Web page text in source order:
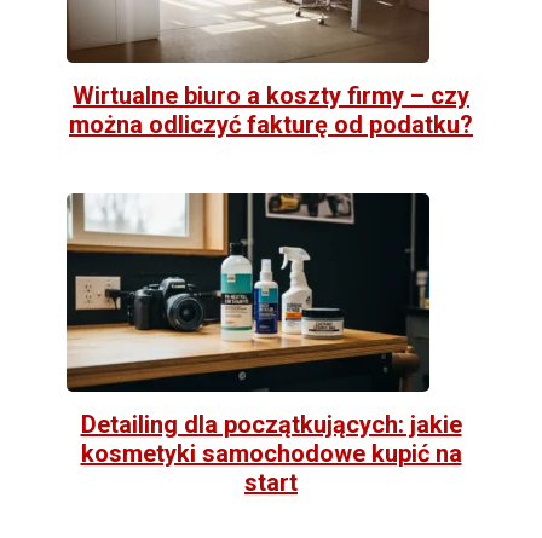
Wirtualne biuro a koszty firmy – czy
można odliczyć fakturę od podatku?
Detailing dla początkujących: jakie
kosmetyki samochodowe kupić na
start